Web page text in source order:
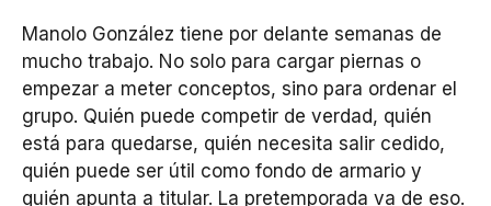
Manolo González tiene por delante semanas de
mucho trabajo. No solo para cargar piernas o
empezar a meter conceptos, sino para ordenar el
grupo. Quién puede competir de verdad, quién
está para quedarse, quién necesita salir cedido,
quién puede ser útil como fondo de armario y
quién apunta a titular. La pretemporada va de eso.